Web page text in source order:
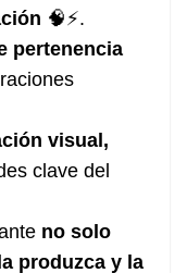
🧠⚡.
pertenencia
visual,
clave del
no solo
produzca y la